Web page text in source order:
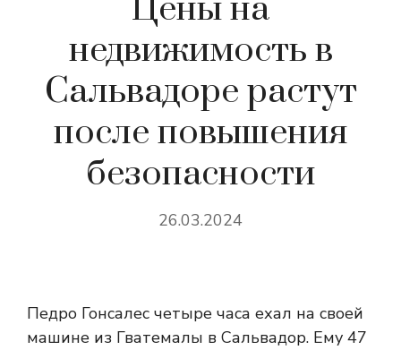
Цены на
недвижимость в
Сальвадоре растут
после повышения
безопасности
26.03.2024
Педро Гонсалес четыре часа ехал на своей
машине из Гватемалы в Сальвадор. Ему 47